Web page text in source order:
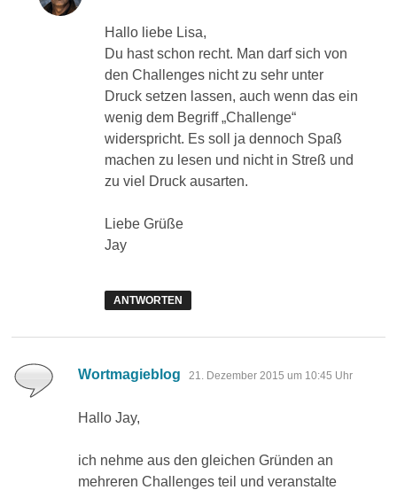
Hallo liebe Lisa,
Du hast schon recht. Man darf sich von
den Challenges nicht zu sehr unter
Druck setzen lassen, auch wenn das ein
wenig dem Begriff „Challenge“
widerspricht. Es soll ja dennoch Spaß
machen zu lesen und nicht in Streß und
zu viel Druck ausarten.
Liebe Grüße
Jay
ANTWORTEN
Wortmagieblog sagt:
21. Dezember 2015 um 10:45 Uhr
Hallo Jay,
ich nehme aus den gleichen Gründen an
mehreren Challenges teil und veranstalte